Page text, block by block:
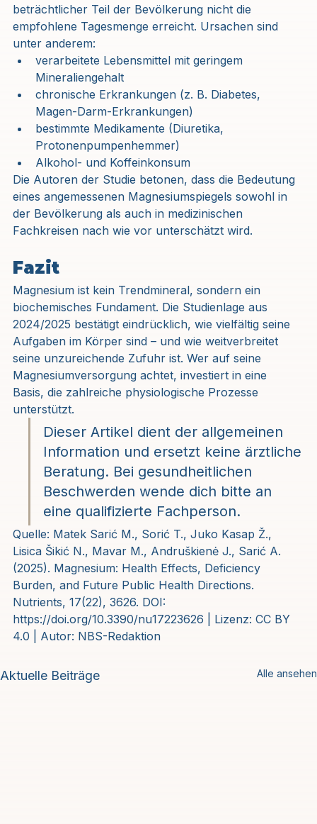
beträchtlicher Teil der Bevölkerung nicht die
empfohlene Tagesmenge erreicht. Ursachen sind
unter anderem:
verarbeitete Lebensmittel mit geringem
Mineraliengehalt
chronische Erkrankungen (z. B. Diabetes,
Magen-Darm-Erkrankungen)
bestimmte Medikamente (Diuretika,
Protonenpumpenhemmer)
Alkohol- und Koffeinkonsum
Die Autoren der Studie betonen, dass die Bedeutung
eines angemessenen Magnesiumspiegels sowohl in
der Bevölkerung als auch in medizinischen
Fachkreisen nach wie vor unterschätzt wird.
Fazit
Magnesium ist kein Trendmineral, sondern ein
biochemisches Fundament. Die Studienlage aus
2024/2025 bestätigt eindrücklich, wie vielfältig seine
Aufgaben im Körper sind – und wie weitverbreitet
seine unzureichende Zufuhr ist. Wer auf seine
Magnesiumversorgung achtet, investiert in eine
Basis, die zahlreiche physiologische Prozesse
unterstützt.
Dieser Artikel dient der allgemeinen
Information und ersetzt keine ärztliche
Beratung. Bei gesundheitlichen
Beschwerden wende dich bitte an
eine qualifizierte Fachperson.
Quelle: Matek Sarić M., Sorić T., Juko Kasap Ž.,
Lisica Šikić N., Mavar M., Andruškienė J., Sarić A.
(2025). Magnesium: Health Effects, Deficiency
Burden, and Future Public Health Directions.
Nutrients, 17(22), 3626. DOI:
https://doi.org/10.3390/nu17223626 | Lizenz: CC BY
4.0 | Autor: NBS-Redaktion
Aktuelle Beiträge Alle ansehen